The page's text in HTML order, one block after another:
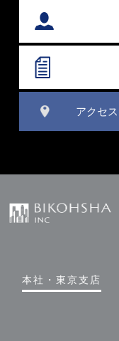
アクセス
本社・東京支店